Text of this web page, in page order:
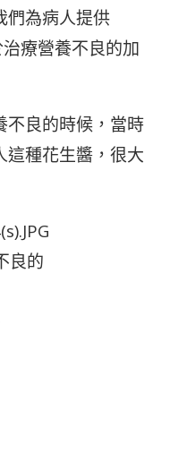
們為病人提供
療營養不良的加
不良的時候，當時
這種花生醬，很大
良的